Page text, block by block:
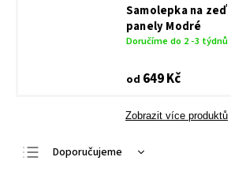
Samolepka na zeď
panely Modré
Doručíme do 2 -3 týdnů
od 649 Kč
Zobrazit více produktů
Doporučujeme